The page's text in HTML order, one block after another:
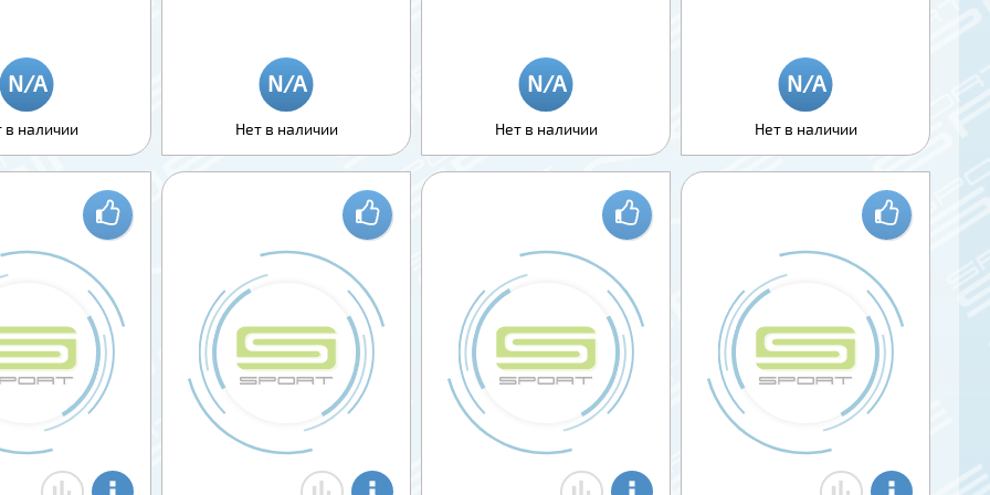
в наличии Нет в наличии Нет в наличии Нет в наличии